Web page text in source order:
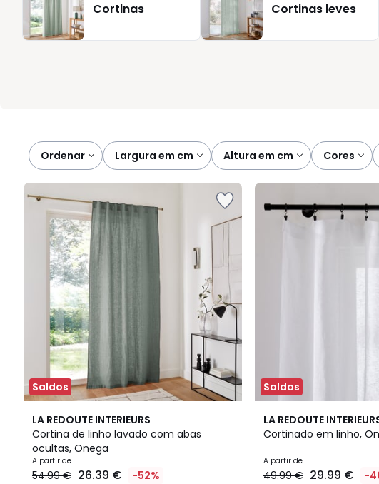
torna‑se simples e rápida. Escolha a cortina de linho que melhor
qualidade e o serviço de entrega que conhece. Um gesto simples,
conforto que o seu lar merece.
Cortinas Cortinas leves
Ordenar largura em cm altura em cm cores
Saldos
LA REDOUTE INTERIEURS
Cortina de linho lavado com abas
ocultas, Onega
Preço
a
A partir de
54.99 € 26.39 € -52%
4,3
/ 5
12
Cores
Saldos
LA REDOUTE
Cortinado em linho,
A partir de
49.99 € 29.99 € -
4,1
/ 5
4
Cores